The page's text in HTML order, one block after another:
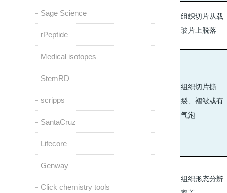
Sage Science
rPeptide
Medical isotopes
StemRD
scripps
SantaCruz
Lifecore
Genway
Click chemistry tools
组织切片从载
玻片上脱落
组织切片撕
裂、褶皱或有
气泡
组织形态分辨